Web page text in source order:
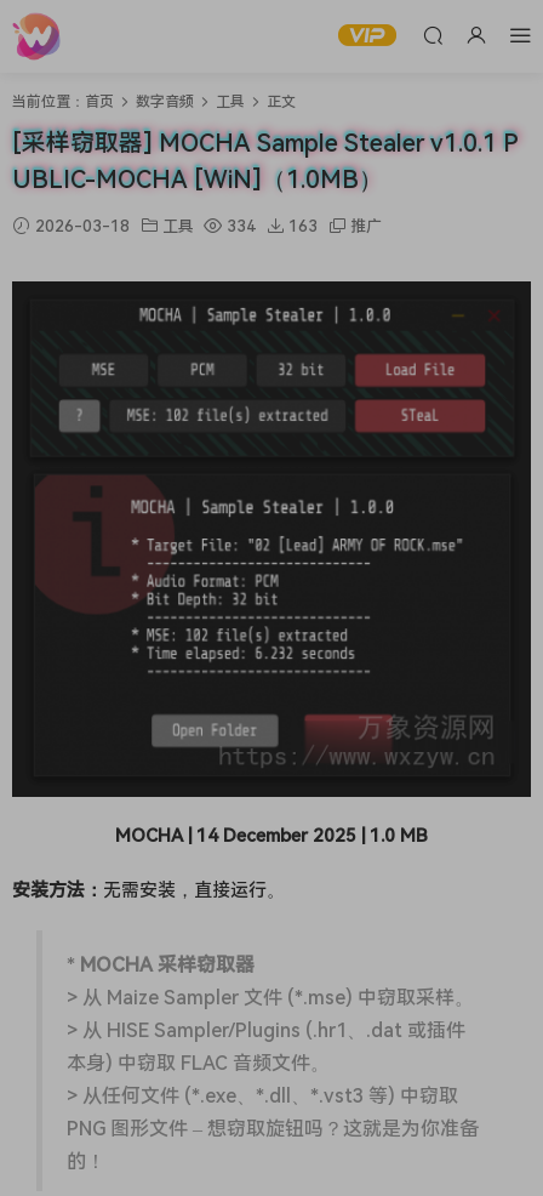
当前位置： 首页 数字音频 工具 正文
[采样窃取器] MOCHA Sample Stealer v1.0.1 P
UBLIC-MOCHA [WiN]（1.0MB）
2026-03-18 工具 334 163 推广
MOCHA | 14 December 2025 | 1.0 MB
安装方法： 无需安装，直接运行。
* MOCHA 采样窃取器
> 从 Maize Sampler 文件 (*.mse) 中窃取采样。
> 从 HISE Sampler/Plugins (.hr1、.dat 或插件
本身) 中窃取 FLAC 音频文件。
> 从任何文件 (*.exe、*.dll、*.vst3 等) 中窃取
PNG 图形文件 – 想窃取旋钮吗？这就是为你准备
的！